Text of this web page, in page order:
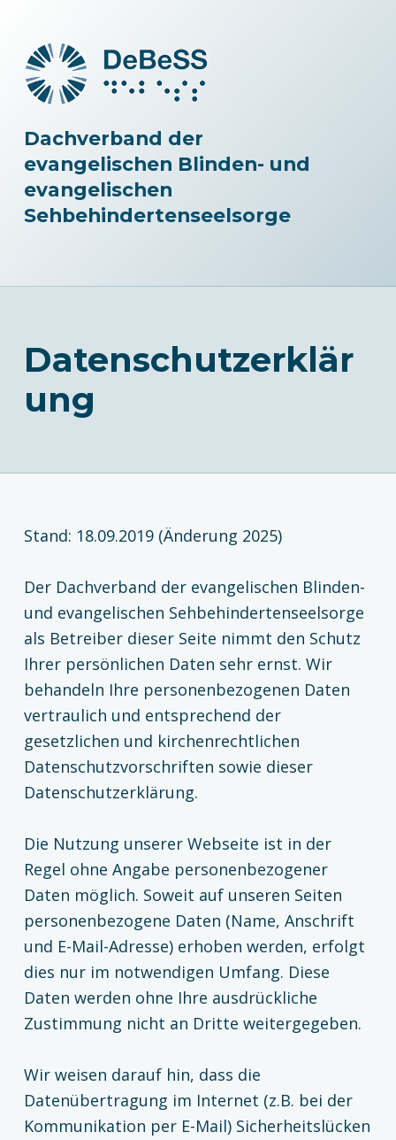
Dachverband der
evangelischen Blinden- und
evangelischen
Sehbehindertenseelsorge
Datenschutzerklär
ung
Stand: 18.09.2019 (Änderung 2025)
Der Dachverband der evangelischen Blinden-
und evangelischen Sehbehindertenseelsorge
als Betreiber dieser Seite nimmt den Schutz
Ihrer persönlichen Daten sehr ernst. Wir
behandeln Ihre personenbezogenen Daten
vertraulich und entsprechend der
gesetzlichen und kirchenrechtlichen
Datenschutzvorschriften sowie dieser
Datenschutzerklärung.
Die Nutzung unserer Webseite ist in der
Regel ohne Angabe personenbezogener
Daten möglich. Soweit auf unseren Seiten
personenbezogene Daten (Name, Anschrift
und E-Mail-Adresse) erhoben werden, erfolgt
dies nur im notwendigen Umfang. Diese
Daten werden ohne Ihre ausdrückliche
Zustimmung nicht an Dritte weitergegeben.
Wir weisen darauf hin, dass die
Datenübertragung im Internet (z.B. bei der
Kommunikation per E-Mail) Sicherheitslücken